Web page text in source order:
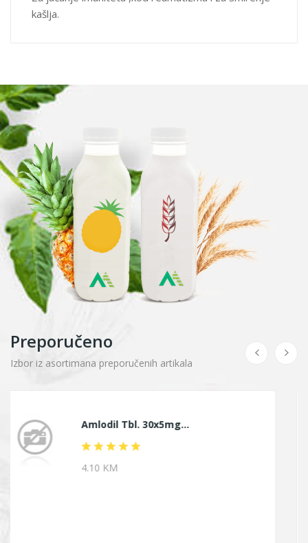
kašlja.
Preporučeno
Izbor iz asortimana preporučenih artikala
Himalaya Ruža Pjena...